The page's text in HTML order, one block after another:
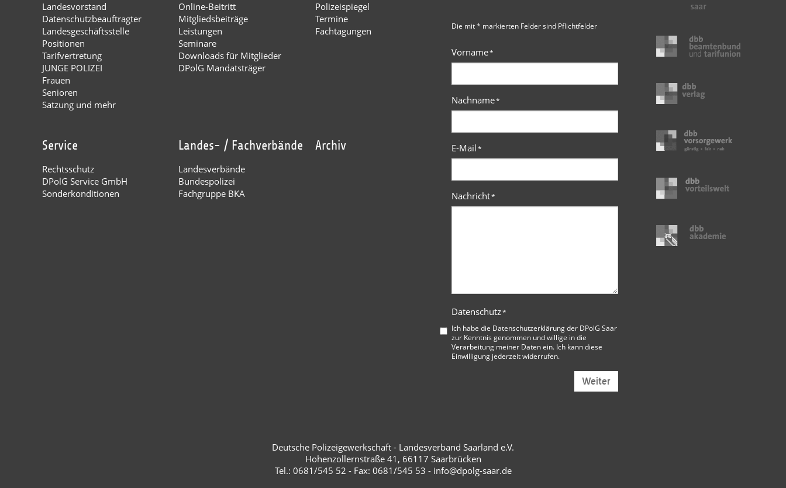
Landesvorstand
Datenschutzbeauftragter
Landesgeschäftsstelle
Positionen
Tarifvertretung
JUNGE POLIZEI
Frauen
Senioren
Satzung und mehr
Online-Beitritt
Mitgliedsbeiträge
Leistungen
Seminare
Downloads für Mitglieder
DPolG Mandatsträger
Polizeispiegel
Termine
Fachtagungen
Service
Rechtsschutz
DPolG Service GmbH
Sonderkonditionen
Landes- / Fachverbände
Landesverbände
Bundespolizei
Fachgruppe BKA
Archiv
Die mit * markierten Felder sind Pflichtfelder
Vorname*
Nachname*
E-Mail*
Nachricht*
Datenschutz*
Ich habe die Datenschutzerklärung der DPolG Saar
zur Kenntnis genommen und willige in die
Verarbeitung meiner Daten ein. Ich kann diese
Einwilligung jederzeit widerrufen.
Weiter
Deutsche Polizeigewerkschaft - Landesverband Saarland e.V.
Hohenzollernstraße 41, 66117 Saarbrücken
Tel.: 0681/545 52 - Fax: 0681/545 53 - info@dpolg-saar.de